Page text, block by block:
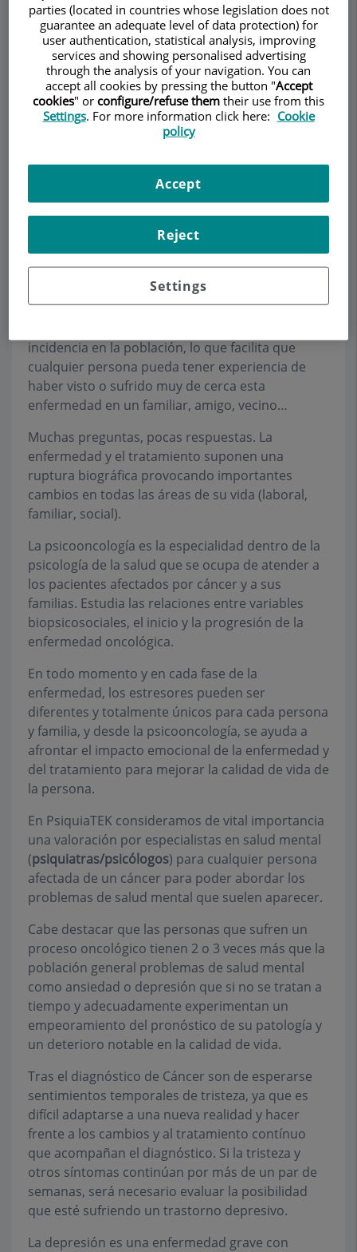
DescripcióServeisEquip Contacte Dades d'interès
Demanar Cita
Psicooncología
Cuando una persona recibe un diagnóstico de
cáncer, se encuentra en una situación totalmente
nueva, inesperada, que provoca un grado
importante de incertidumbre sobre el futuro.
incidencia en la población, lo que facilita que
cualquier persona pueda tener experiencia de
haber visto o sufrido muy de cerca esta
enfermedad en un familiar, amigo, vecino…
Muchas preguntas, pocas respuestas. La
enfermedad y el tratamiento suponen una
ruptura biográfica provocando importantes
cambios en todas las áreas de su vida (laboral,
familiar, social).
La psicooncología es la especialidad dentro de la
psicología de la salud que se ocupa de atender a
los pacientes afectados por cáncer y a sus
familias. Estudia las relaciones entre variables
biopsicosociales, el inicio y la progresión de la
enfermedad oncológica.
En todo momento y en cada fase de la
enfermedad, los estresores pueden ser
diferentes y totalmente únicos para cada persona
y familia, y desde la psicooncología, se ayuda a
afrontar el impacto emocional de la enfermedad y
del tratamiento para mejorar la calidad de vida de
la persona.
En PsiquiaTEK consideramos de vital importancia
una valoración por especialistas en salud mental
(psiquiatras/psicólogos) para cualquier persona
afectada de un cáncer para poder abordar los
problemas de salud mental que suelen aparecer.
Cabe destacar que las personas que sufren un
proceso oncológico tienen 2 o 3 veces más que la
población general problemas de salud mental
como ansiedad o depresión que si no se tratan a
tiempo y adecuadamente experimentan un
empeoramiento del pronóstico de su patología y
un deterioro notable en la calidad de vida.
Tras el diagnóstico de Cáncer son de esperarse
sentimientos temporales de tristeza, ya que es
difícil adaptarse a una nueva realidad y hacer
frente a los cambios y al tratamiento contínuo
que acompañan el diagnóstico. Si la tristeza y
otros síntomas continúan por más de un par de
semanas, será necesario evaluar la posibilidad
que esté sufriendo un trastorno depresivo.
La depresión es una enfermedad grave con
parties (located in countries whose legislation does not
guarantee an adequate level of data protection) for
user authentication, statistical analysis, improving
services and showing personalised advertising
through the analysis of your navigation. You can
accept all cookies by pressing the button "Accept
cookies" or configure/refuse them their use from this
Settings. For more information click here: Cookie
policy
Settings
Reject
Accept